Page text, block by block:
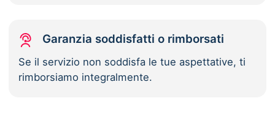
Garanzia soddisfatti o rimborsati
Se il servizio non soddisfa le tue aspettative, ti
rimborsiamo integralmente.